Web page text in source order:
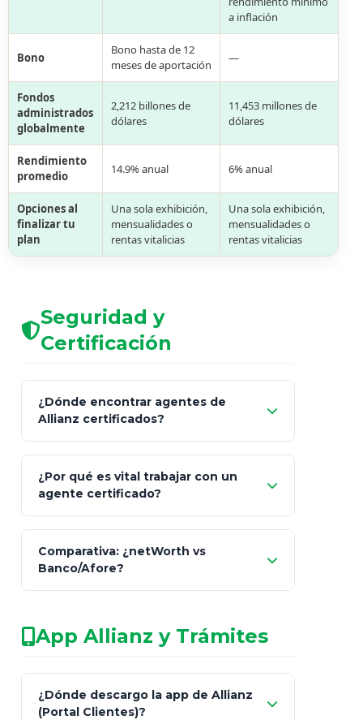
a inflación
Bono
Bono hasta de 12
meses de aportación
—
Fondos
administrados
globalmente
2,212 billones de
dólares
11,453 millones de
dólares
Rendimiento
promedio
14.9% anual 6% anual
Opciones al
finalizar tu
plan
Una sola exhibición,
mensualidades o
rentas vitalicias
Una sola exhibición,
mensualidades o
rentas vitalicias
Seguridad y
Certificación
¿Dónde encontrar agentes de
Allianz certificados?
Seguros y Fianzas (CNSF)
netWorth
patrimonio con asesores informales en
redes sociales.
¿Por qué es vital trabajar con un
agente certificado?
consultor técnico
legalmente facultado
Comparativa: ¿netWorth vs
Banco/Afore?
Característica netWorth (Certificado)
App Allianz y Trámites
¿Dónde descargo la app de Allianz
(Portal Clientes)?